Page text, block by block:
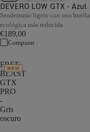
DEVERO LOW GTX - Azul
Senderismo ligero con una huella
ecológica más reducida
€189,00
Comparar
FREE
BLAST
GTX
PRO
-
Gris
oscuro
NEW